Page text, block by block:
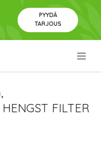
PYYDÄ
TARJOUS
FILTER